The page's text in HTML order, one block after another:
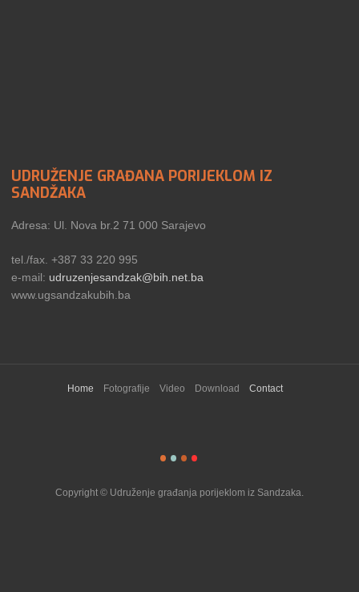
UDRUŽENJE GRAĐANA PORIJEKLOM IZ
SANDŽAKA
Adresa: Ul. Nova br.2 71 000 Sarajevo
tel./fax. +387 33 220 995
e-mail: udruzenjesandzak@bih.net.ba
www.ugsandzakubih.ba
Home Fotografije Video Download Contact
Copyright © Udruženje građanja porijeklom iz Sandzaka.